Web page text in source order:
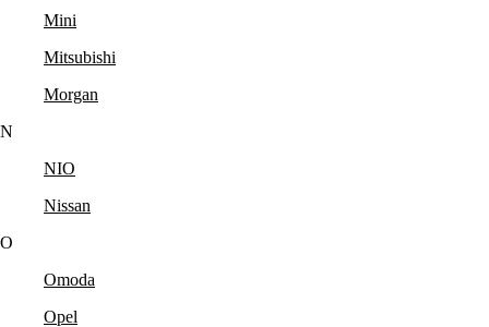
Mini
Mitsubishi
Morgan
N
NIO
Nissan
O
Omoda
Opel